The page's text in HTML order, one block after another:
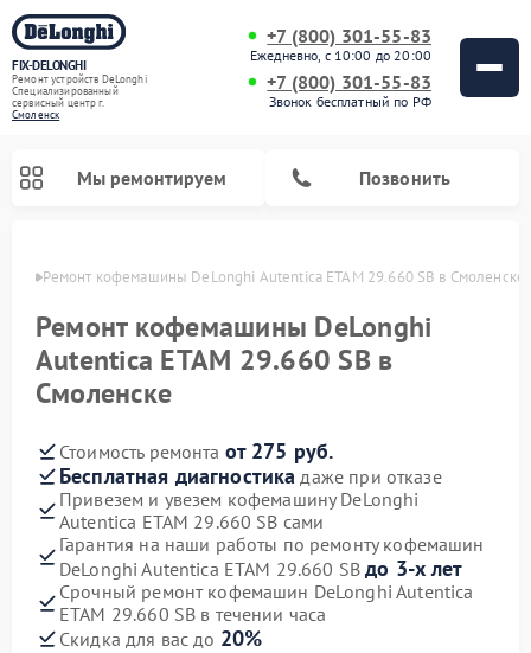
FIX-DELONGHI
Ремонт устройств DeLonghi
Специализированный
cервисный центр г.
Смоленск
+7 (800) 301-55-83
Ежедневно, с 10:00 до 20:00
+7 (800) 301-55-83
Звонок бесплатный по РФ
Мы ремонтируем Позвонить
Ремонт кофемашины DeLonghi Autentica ETAM 29.660 SB в Смоленске
Ремонт кофемашины DeLonghi
Autentica ETAM 29.660 SB в
Смоленске
Стоимость ремонта от 275 руб.
Бесплатная диагностика даже при отказе
Привезем и увезем кофемашину DeLonghi
Autentica ETAM 29.660 SB сами
Гарантия на наши работы по ремонту кофемашин
DeLonghi Autentica ETAM 29.660 SBдо 3-х лет
Срочный ремонт кофемашин DeLonghi Autentica
ETAM 29.660 SB в течении часа
Скидка для вас до 20%